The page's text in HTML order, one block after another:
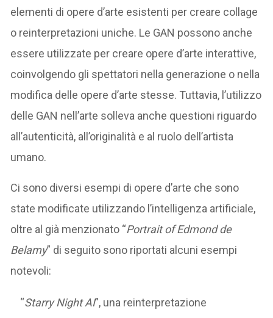
elementi di opere d’arte esistenti per creare collage
o reinterpretazioni uniche. Le GAN possono anche
essere utilizzate per creare opere d’arte interattive,
coinvolgendo gli spettatori nella generazione o nella
modifica delle opere d’arte stesse. Tuttavia, l’utilizzo
delle GAN nell’arte solleva anche questioni riguardo
all’autenticità, all’originalità e al ruolo dell’artista
umano.
Ci sono diversi esempi di opere d’arte che sono
state modificate utilizzando l’intelligenza artificiale,
oltre al già menzionato “Portrait of Edmond de
Belamy” di seguito sono riportati alcuni esempi
notevoli:
“Starry Night AI”, una reinterpretazione